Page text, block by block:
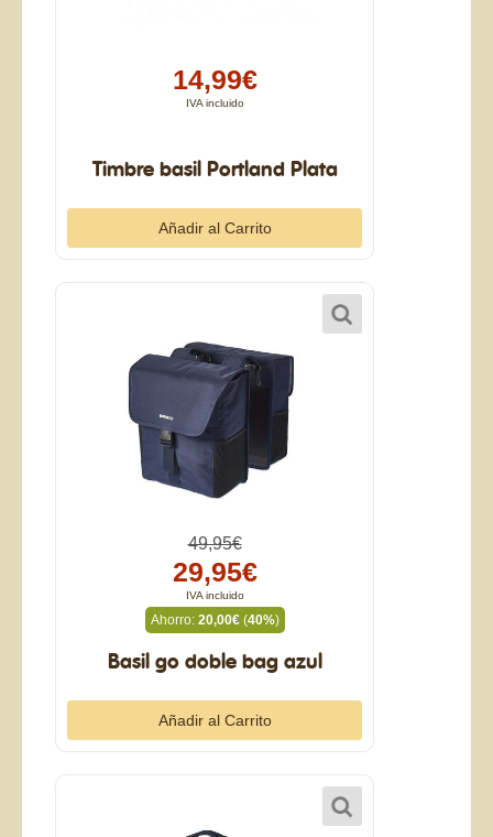
14,99€
IVA incluido
Timbre basil Portland Plata
49,95€
29,95€
IVA incluido
Ahorro: 20,00€(40%)
Basil go doble bag azul